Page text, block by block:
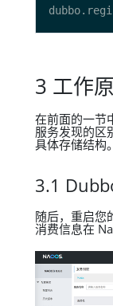
3 工作
在前面的一节
服务发现的区
具体存储结构。
3.1
随后，重启您
消费信息在